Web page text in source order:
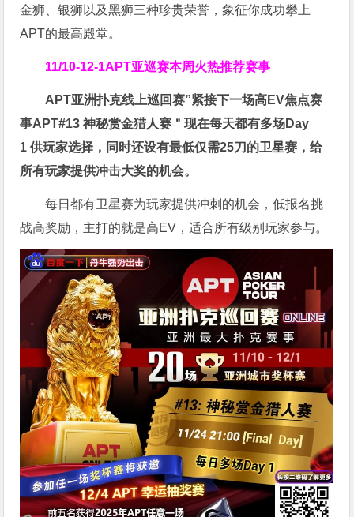
金狮、银狮以及黑狮三种珍贵荣誉，象征你成功攀上
APT的最高殿堂。
11/10-12-1APT亚巡赛本周火热推荐赛事
APT亚洲扑克线上巡回赛”紧接下一场高EV焦点赛
事APT#13 神秘赏金猎人赛＂现在每天都有多场Day
1供玩家选择，同时还设有最低仅需25刀的卫星赛，给
所有玩家提供冲击大奖的机会。
每日都有卫星赛为玩家提供冲刺的机会，低报名挑
战高奖励，主打的就是高EV，适合所有级别玩家参与。